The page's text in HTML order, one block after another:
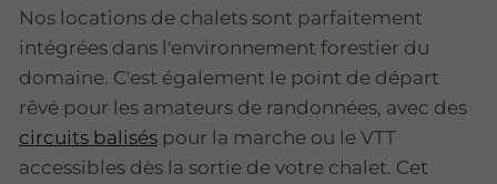
Nos locations de chalets sont parfaitement
intégrées dans l'environnement forestier du
domaine. C'est également le point de départ
rêvé pour les amateurs de randonnées, avec des
circuits balisés pour la marche ou le VTT
accessibles dès la sortie de votre chalet. Cet